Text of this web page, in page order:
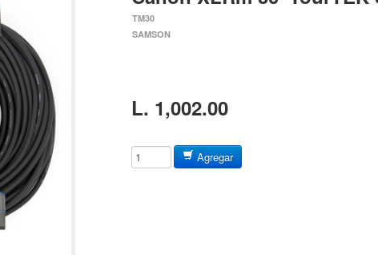
TM30
SAMSON
L. 1,002.00
Agregar